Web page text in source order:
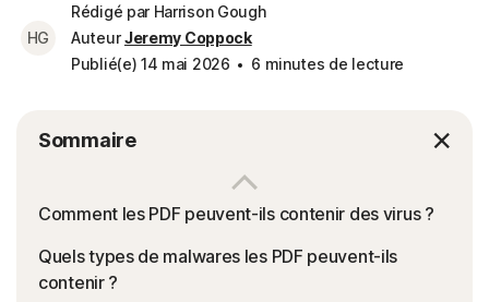
HG
Rédigé par Harrison Gough
AuteurJeremy Coppock
Publié(e) 14 mai 2026
6 minutes de lecture
Sommaire
Comment les PDF peuvent-ils contenir des virus ?
Quels types de malwares les PDF peuvent-ils
contenir ?